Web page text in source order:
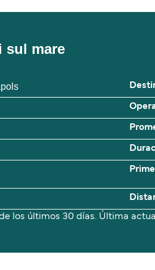
sul mare
los últimos 30 días. Última